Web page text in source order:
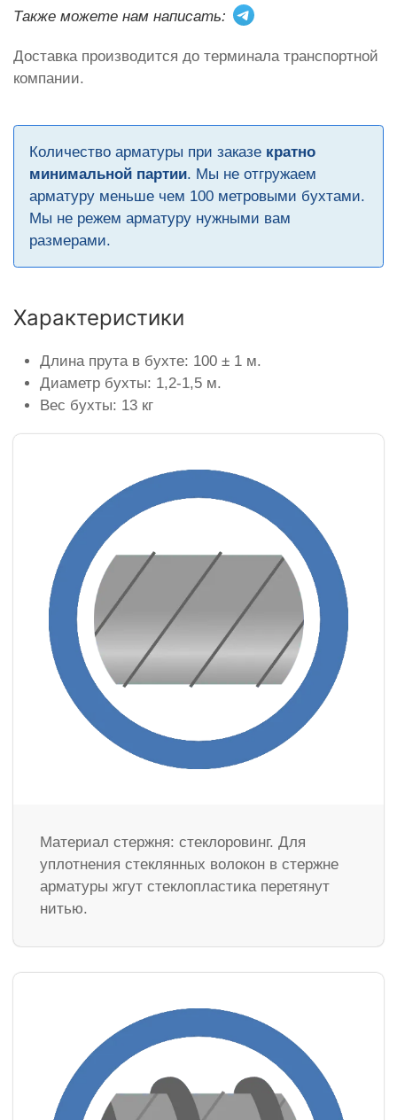
Также можете нам написать:
Доставка производится до терминала транспортной
компании.
Количество арматуры при заказе кратно
минимальной партии. Мы не отгружаем
арматуру меньше чем 100 метровыми бухтами.
Мы не режем арматуру нужными вам
размерами.
Характеристики
Длина прута в бухте: 100 ± 1 м.
Диаметр бухты: 1,2-1,5 м.
Вес бухты: 13 кг
Материал стержня: стеклоровинг. Для
уплотнения стеклянных волокон в стержне
арматуры жгут стеклопластика перетянут
нитью.